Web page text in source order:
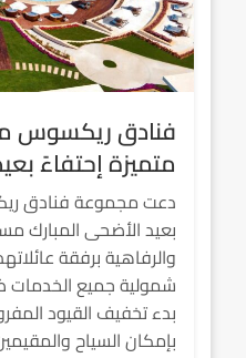
فنادق ريكسوس
متميزة إحتفاءً
دعت مجموعة فنادق
بعيد الأضحى المبارك
والرفاهية برفقة
شمولية جميع
بدء تخفيف القيود
بإمكان السياح